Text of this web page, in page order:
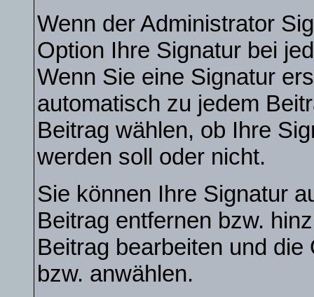
Wenn der Administrator
Option Ihre Signatur bei
Wenn Sie eine Signatur
automatisch zu jedem
Beitrag wählen, ob Ihre
werden soll oder nicht.
Sie können Ihre Signatur
Beitrag entfernen bzw.
Beitrag bearbeiten und
bzw. anwählen.